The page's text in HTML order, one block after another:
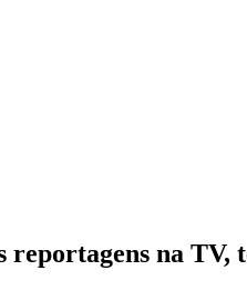
reportagens na